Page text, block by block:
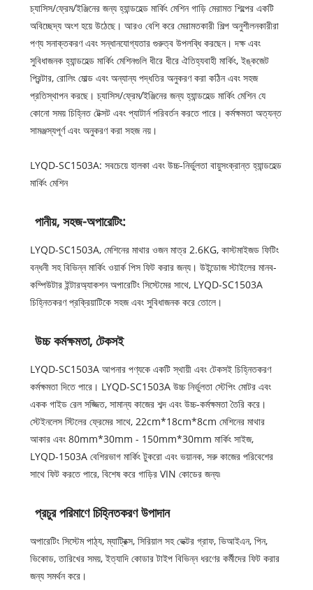
চ্যাসিস/ফ্রেম/ইঞ্জিনের জন্য হ্যান্ডহেল্ড মার্কিং মেশিন গাড়ি মেরামত শিল্পের একটি
অবিচ্ছেদ্য অংশ হয়ে উঠেছে। আরও বেশি করে মেরামতকারী শিল্প অনুশীলনকারীরা
পণ্য সনাক্তকরণ এবং সন্ধানযোগ্যতার গুরুত্ব উপলব্ধি করছেন। দক্ষ এবং
সুবিধাজনক হ্যান্ডহেল্ড মার্কিং মেশিনগুলি ধীরে ধীরে ঐতিহ্যবাহী মার্কিং, ইঙ্কজেট
প্রিন্টার, রোলিং মোল্ড এবং অন্যান্য পদ্ধতির অনুকরণ করা কঠিন এবং সহজ
প্রতিস্থাপন করছে। চ্যাসিস/ফ্রেম/ইঞ্জিনের জন্য হ্যান্ডহেল্ড মার্কিং মেশিন যে
কোনো সময় চিহ্নিত টেক্সট এবং প্যাটার্ন পরিবর্তন করতে পারে। কর্মক্ষমতা অত্যন্ত
সামঞ্জস্যপূর্ণ এবং অনুকরণ করা সহজ নয়।
LYQD-SC1503A: সবচেয়ে হালকা এবং উচ্চ-নির্ভুলতা বায়ুসংক্রান্ত হ্যান্ডহেল্ড
মার্কিং মেশিন
পানীয়, সহজ-অপারেটিং:
LYQD-SC1503A, মেশিনের মাথার ওজন মাত্র 2.6KG, কাস্টমাইজড ফিটিং
বন্ধনী সহ বিভিন্ন মার্কিং ওয়ার্ক পিস ফিট করার জন্য। উইন্ডোজ স্টাইলের মানব-
কম্পিউটার ইন্টারঅ্যাকশন অপারেটিং সিস্টেমের সাথে, LYQD-SC1503A
চিহ্নিতকরণ প্রক্রিয়াটিকে সহজ এবং সুবিধাজনক করে তোলে।
উচ্চ কর্মক্ষমতা, টেকসই
LYQD-SC1503A আপনার পণ্যকে একটি স্থায়ী এবং টেকসই চিহ্নিতকরণ
কর্মক্ষমতা দিতে পারে। LYQD-SC1503A উচ্চ নির্ভুলতা স্টেপিং মোটর এবং
একক গাইড রেল সজ্জিত, সামান্য কাজের শব্দ এবং উচ্চ-কর্মক্ষমতা তৈরি করে।
স্টেইনলেস স্টিলের ফ্রেমের সাথে, 22cm*18cm*8cm মেশিনের মাথার
আকার এবং 80mm*30mm - 150mm*30mm মার্কিং সাইজ,
LYQD-1503A বেশিরভাগ মার্কিং টুকরো এবং ভয়ানক, সরু কাজের পরিবেশের
সাথে ফিট করতে পারে, বিশেষ করে গাড়ির VIN কোডের জন্য৷
প্রচুর পরিমাণে চিহ্নিতকরণ উপাদান
অপারেটিং সিস্টেম পাঠ্য, ম্যাট্রিক্স, সিরিয়াল সহ ভেক্টর গ্রাফ, ভিআইএন, পিন,
ভিকোড, তারিখের সময়, ইত্যাদি কোডার টাইপ বিভিন্ন ধরণের কর্মীদের ফিট করার
জন্য সমর্থন করে।